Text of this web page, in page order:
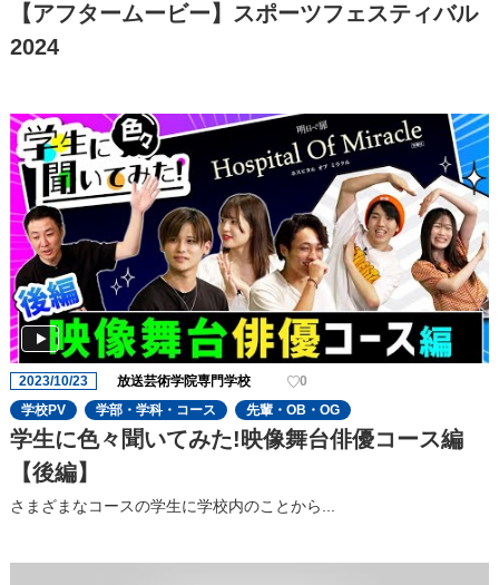
【アフタームービー】スポーツフェスティバル
2024
2023/10/23 放送芸術学院専門学校
0
学校PV
学部・学科・コース 先輩・OB・OG
学生に色々聞いてみた!映像舞台俳優コース編
【後編】
さまざまなコースの学⽣に学校内のことから...